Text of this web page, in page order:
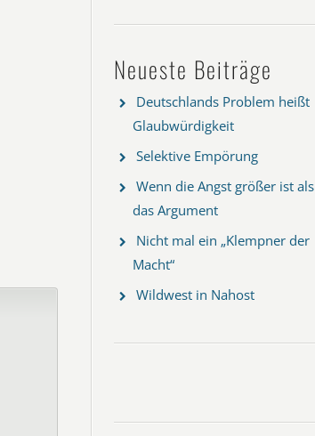
Neueste Beiträge
Deutschlands Problem heißt
Glaubwürdigkeit
Selektive Empörung
Wenn die Angst größer ist als
das Argument
Nicht mal ein „Klempner der
Macht“
Wildwest in Nahost